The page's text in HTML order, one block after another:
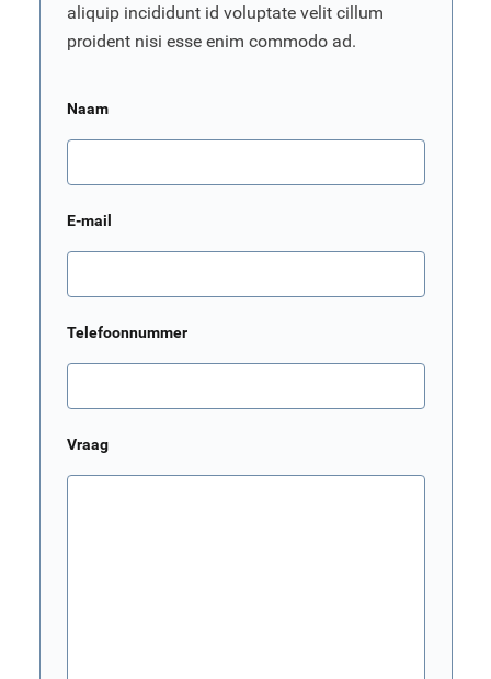
aliquip incididunt id voluptate velit cillum
proident nisi esse enim commodo ad.
Naam
E-mail
Telefoonnummer
Vraag